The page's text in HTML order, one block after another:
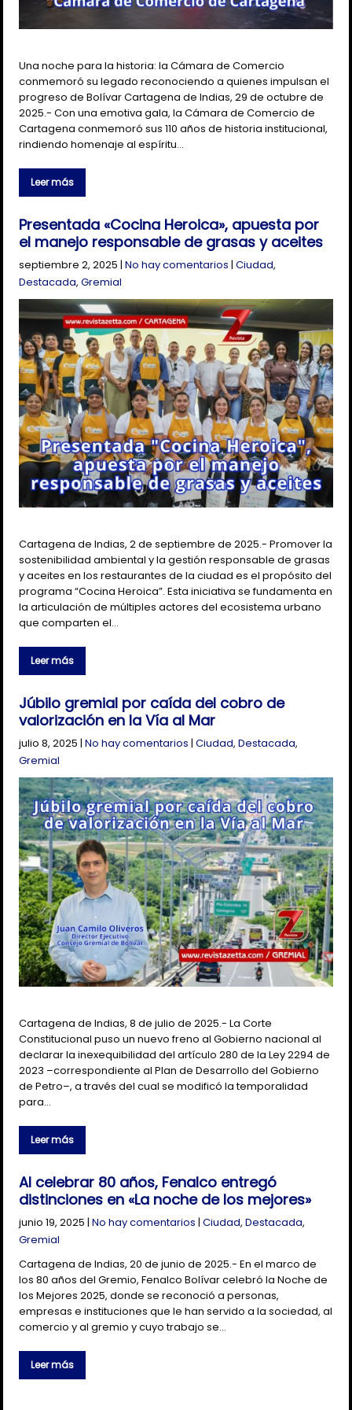
Una noche para la historia: la Cámara de Comercio
conmemoró su legado reconociendo a quienes impulsan el
progreso de Bolívar Cartagena de Indias, 29 de octubre de
2025.- Con una emotiva gala, la Cámara de Comercio de
Cartagena conmemoró sus 110 años de historia institucional,
rindiendo homenaje al espíritu…
Leer más
Presentada «Cocina Heroica», apuesta por
el manejo responsable de grasas y aceites
septiembre 2, 2025 |No hay comentarios |Ciudad,
Destacada,Gremial
Cartagena de Indias, 2 de septiembre de 2025.- Promover la
sostenibilidad ambiental y la gestión responsable de grasas
y aceites en los restaurantes de la ciudad es el propósito del
programa “Cocina Heroica”. Esta iniciativa se fundamenta en
la articulación de múltiples actores del ecosistema urbano
que comparten el…
Leer más
Júbilo gremial por caída del cobro de
valorización en la Vía al Mar
julio 8, 2025 |No hay comentarios |Ciudad,Destacada,
Gremial
Cartagena de Indias, 8 de julio de 2025.- La Corte
Constitucional puso un nuevo freno al Gobierno nacional al
declarar la inexequibilidad del artículo 280 de la Ley 2294 de
2023 –correspondiente al Plan de Desarrollo del Gobierno
de Petro–, a través del cual se modificó la temporalidad
para…
Leer más
Al celebrar 80 años, Fenalco entregó
distinciones en «La noche de los mejores»
junio 19, 2025 |No hay comentarios |Ciudad,Destacada,
Gremial
Cartagena de Indias, 20 de junio de 2025.- En el marco de
los 80 años del Gremio, Fenalco Bolívar celebró la Noche de
los Mejores 2025, donde se reconoció a personas,
empresas e instituciones que le han servido a la sociedad, al
comercio y al gremio y cuyo trabajo se…
Leer más